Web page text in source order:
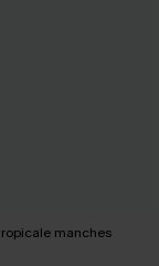
manches